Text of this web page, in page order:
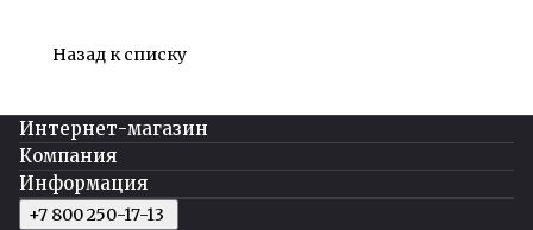
Назад к списку
Интернет-магазин
Компания
Информация
+7 800 250-17-13